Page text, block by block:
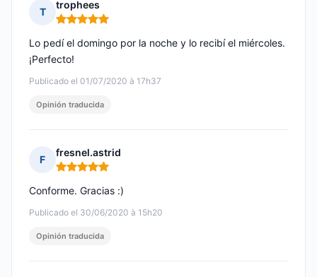
T
trophees
Nota: 5 de 5
Publicado el 01/07/2020 à 17h37
Lo pedí el domingo por la noche y lo recibí el miércoles.
¡Perfecto!
Opinión traducida
F
fresnel.astrid
Nota: 5 de 5
Publicado el 30/06/2020 à 15h20
Conforme. Gracias :)
Opinión traducida